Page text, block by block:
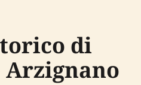
di
Arzignano